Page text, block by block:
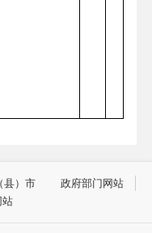
县）市
政府部门网站
站